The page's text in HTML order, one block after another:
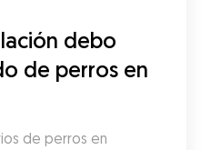
debo
de perros en
de perros en